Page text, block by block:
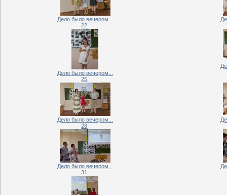
Дело было вечером...
22
Дело было вечером...
25
Дело было вечером...
28
Дело было вечером...
31